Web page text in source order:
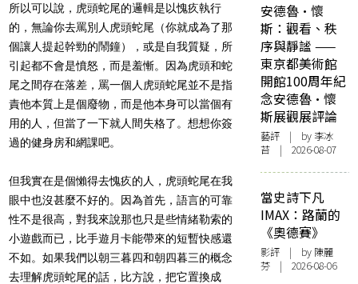
所以可以說，虎頭蛇尾的邏輯是以愧疚執行
的，無論你去罵別人虎頭蛇尾（你就成為了那
個讓人提起幹勁的鬧鐘），或是自我質疑，所
引起都不會是憤怒，而是羞慚。因為虎頭和蛇
尾之間存在落差，罵一個人虎頭蛇尾並不是指
責他本質上是個廢物，而是他本身可以當個有
用的人，但當了一下就人間失格了。想想你簽
過的健身房和網課吧。
但我實在是個懶得去愧疚的人，虎頭蛇尾在我
眼中也沒甚麼不好的。因為首先，語言的可靠
性不是很高，對我來說那也只是些情緒勒索的
小遊戲而已，比手遊月卡能帶來的短暫快感還
不如。如果我們以朝三暮四和朝四暮三的概念
去理解虎頭蛇尾的話，比方說，把它置換成
安德魯·懷
斯：觀看、秩
序與靜謐 ——
東京都美術館
開館100周年紀
念安德魯·懷
斯展觀展評論
藝評 | by 李冰
苔 | 2026-08-07
當史詩下凡
IMAX：路蘭的
《奧德賽》
影評 | by 陳麗
芬 | 2026-08-06